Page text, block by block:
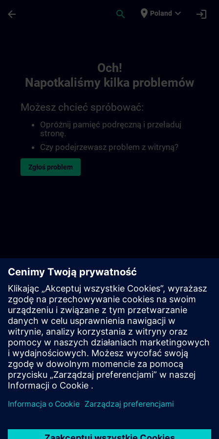
arrow_back search place Poland expand_more login
Och!
Napotkaliśmy kilka problemów
Możesz chcieć spróbować:
Opróżnij pamięć podręczną i przeładuj
stronę.
Czy podejrzewasz problem z witryną?
Zgłoś problem